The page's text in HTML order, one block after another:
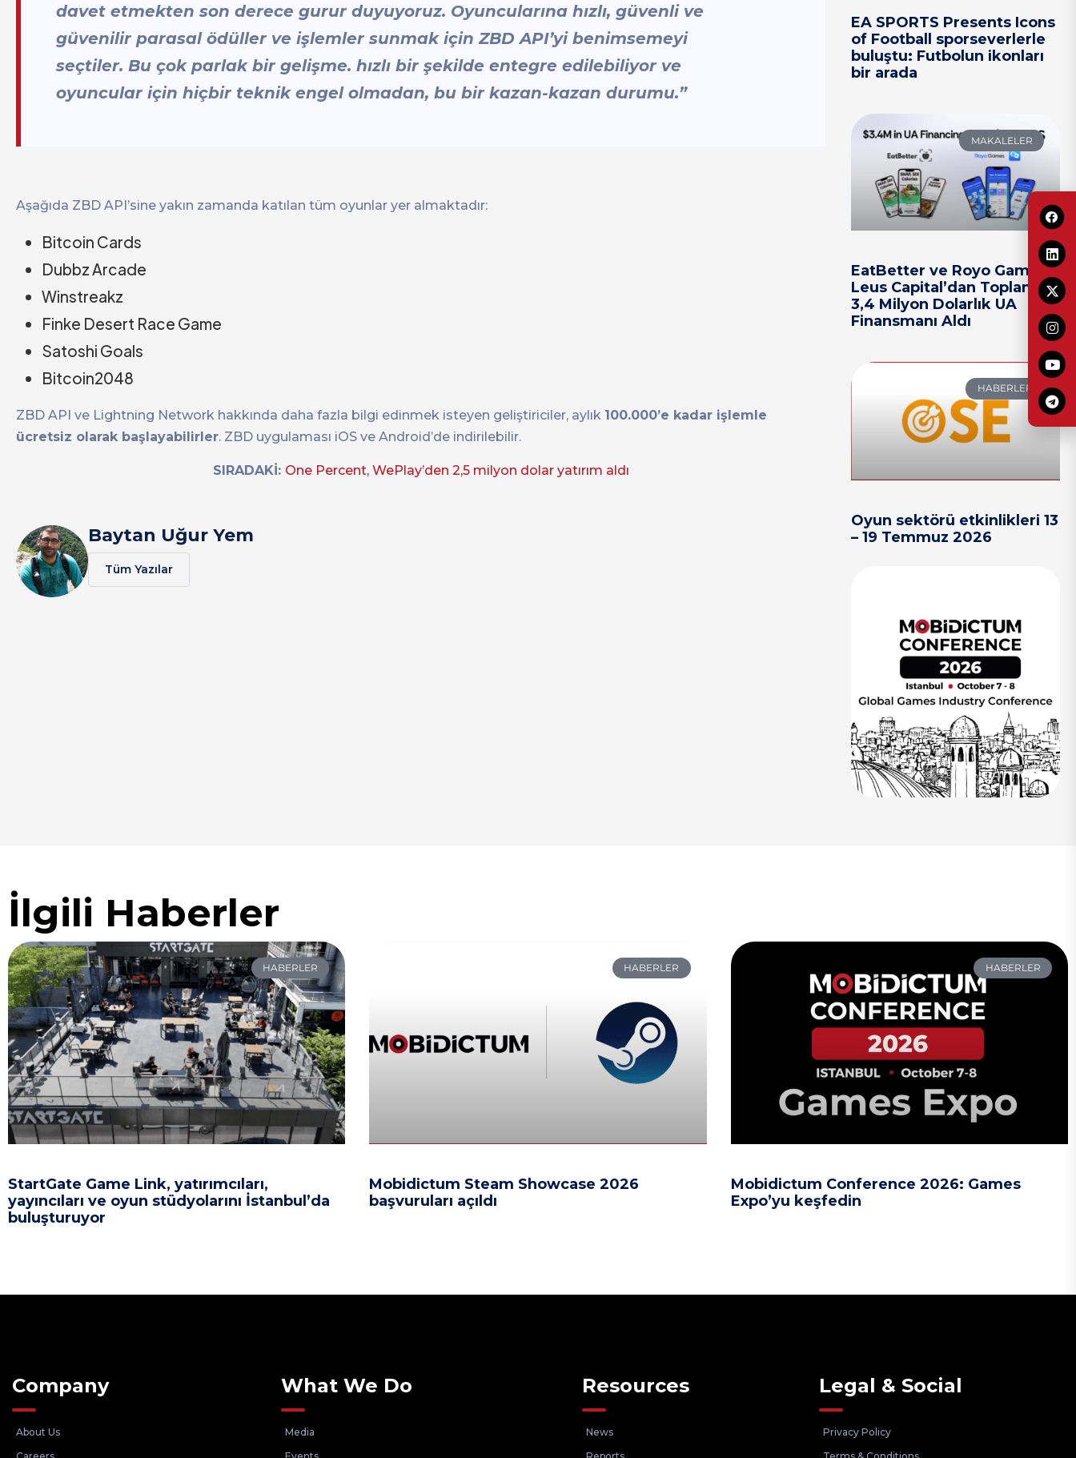
davet etmekten son derece gurur duyuyoruz. Oyuncularına hızlı, güvenli ve
güvenilir parasal ödüller ve işlemler sunmak için ZBD API’yi benimsemeyi
seçtiler. Bu çok parlak bir gelişme. hızlı bir şekilde entegre edilebiliyor ve
oyuncular için hiçbir teknik engel olmadan, bu bir kazan-kazan durumu.”
Aşağıda ZBD API’sine yakın zamanda katılan tüm oyunlar yer almaktadır:
Bitcoin Cards
Dubbz Arcade
Winstreakz
Finke Desert Race Game
Satoshi Goals
Bitcoin2048
ZBD API ve Lightning Network hakkında daha fazla bilgi edinmek isteyen geliştiriciler, aylık 100.000’e kadar işlemle
ücretsiz olarak başlayabilirler. ZBD uygulaması iOS ve Android’de indirilebilir.
SIRADAKİ: One Percent, WePlay’den 2,5 milyon dolar yatırım aldı
Baytan Uğur Yem
Tüm Yazılar
EA SPORTS Presents Icons
of Football sporseverlerle
buluştu: Futbolun ikonları
bir arada
MAKALELER
EatBetter ve Royo Games,
Leus Capital’dan Toplam
3,4 Milyon Dolarlık UA
Finansmanı Aldı
HABERLER
Oyun sektörü etkinlikleri 13
– 19 Temmuz 2026
İlgili Haberler
HABERLER
StartGate Game Link, yatırımcıları,
yayıncıları ve oyun stüdyolarını İstanbul’da
buluşturuyor
HABERLER
Mobidictum Steam Showcase 2026
başvuruları açıldı
HABERLER
Mobidictum Conference 2026: Games
Expo’yu keşfedin
Company
About Us
What We Do
Media
Resources
News
Legal & Social
Privacy Policy